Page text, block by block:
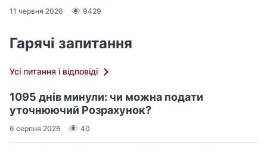
11 червня 2026 9429
Гарячі запитання
Усі питання і відповіді
1095 днів минули: чи можна подати
уточнюючий Розрахунок?
6 серпня 2026 40